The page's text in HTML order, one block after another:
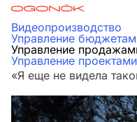
Видеопроизводство
Управление
Управление
Управление проектами
«Я еще не видела